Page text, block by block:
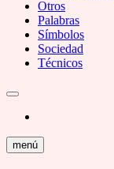
Otros
Palabras
Símbolos
Sociedad
Técnicos
menú